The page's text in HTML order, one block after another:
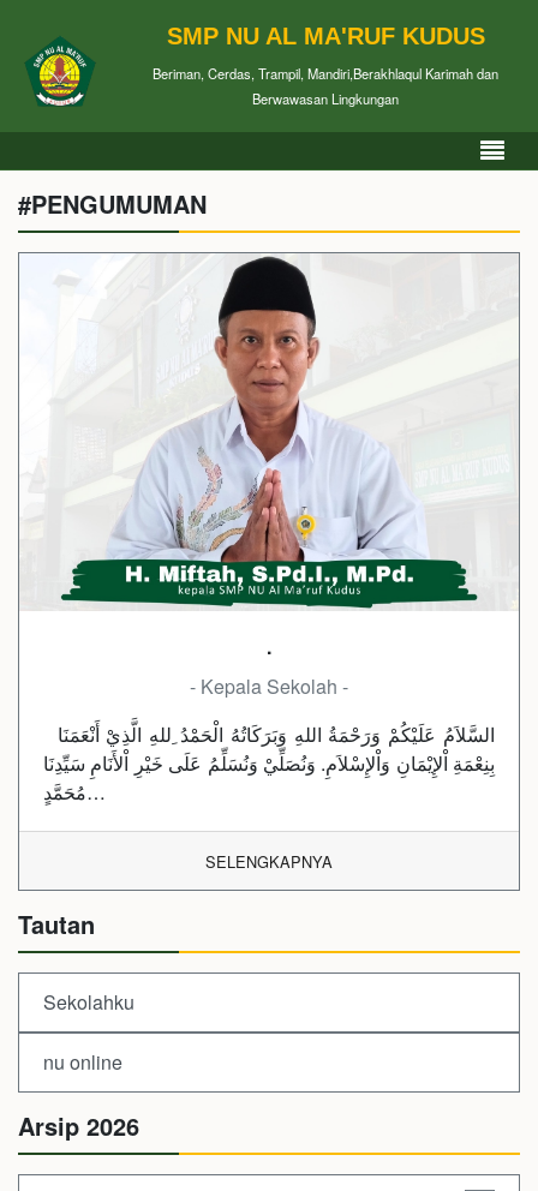
SMP NU AL MA'RUF KUDUS
Beriman, Cerdas, Trampil, Mandiri,Berakhlaqul Karimah dan
Berwawasan Lingkungan
#PENGUMUMAN
.
- Kepala Sekolah -
بِنِعْمَةِ اْلإِيْمَانِ وَاْلإِسْلاَمِ. وَنُصَلِّيْ وَنُسَلِّمُ عَلَى خَيْرِ اْلأَنَامِ سَيِّدِنَا
مُحَمَّدٍ…
SELENGKAPNYA
Tautan
Sekolahku
nu online
Arsip 2026